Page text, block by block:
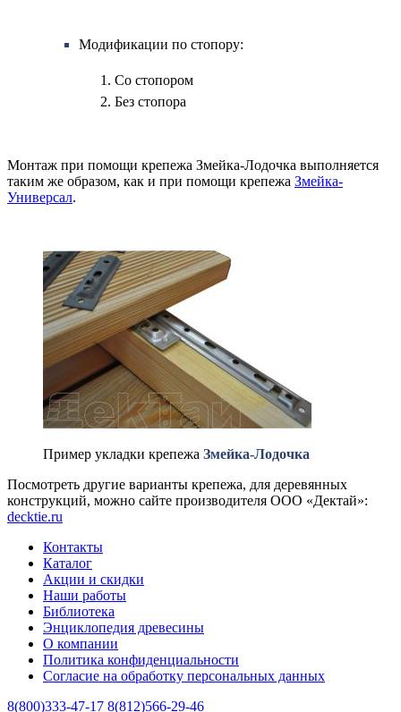
Модификации по стопору:
Со стопором
Без стопора
Монтаж при помощи крепежа Змейка-Лодочка выполняется
таким же образом, как и при помощи крепежа Змейка-
Универсал.
Пример укладки крепежа Змейка-Лодочка
Посмотреть другие варианты крепежа, для деревянных
конструкций, можно сайте производителя ООО «Дектай»:
decktie.ru
Контакты
Каталог
Акции и скидки
Наши работы
Библиотека
Энциклопедия древесины
О компании
Политика конфиденциальности
Согласие на обработку персональных данных
8(800)333-47-17 8(812)566-29-46